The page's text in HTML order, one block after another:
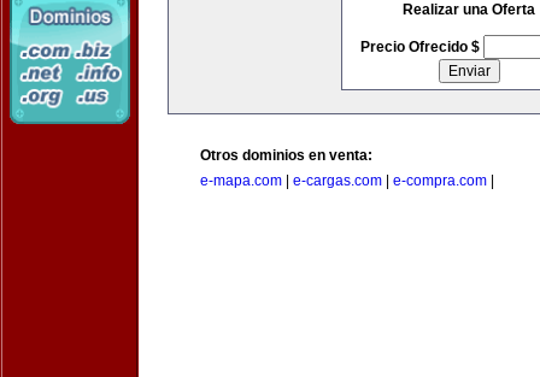
Realizar una Oferta
Precio Ofrecido $
Otros dominios en venta:
e-mapa.com
e-cargas.com e-compra.com